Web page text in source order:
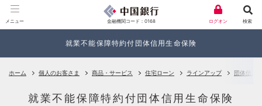
金融機関コード：0168
メニュー 検索
ログオン
就業不能保障特約付団体信用生命保険
ホーム 個人のお客さま 商品・サービス 住宅ローン ラインアップ 団体信用
就業不能保障特約付団体信用生命保険